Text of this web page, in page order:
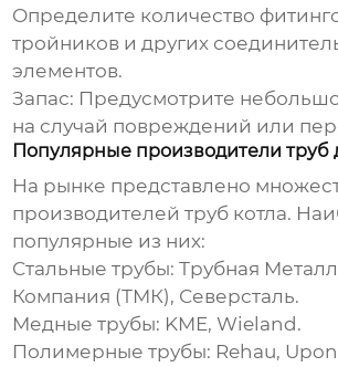
Определите количество
тройников и других
элементов.
Запас: Предусмотрите
на случай повреждений или
Популярные производители труб
На рынке представлено
производителейтруб котла.
популярные из них:
Стальные трубы: Трубная
Компания (ТМК), Северсталь.
Медные трубы: KME, Wieland.
Полимерные трубы: Rehau,